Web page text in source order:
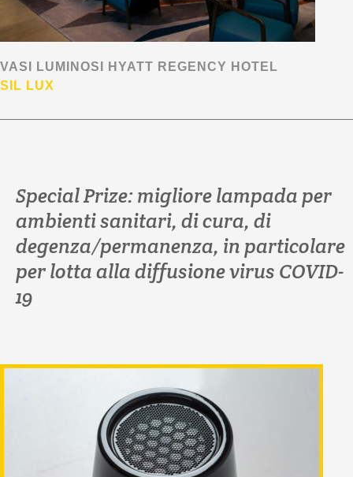
VASI LUMINOSI HYATT REGENCY HOTEL
SIL LUX
Special Prize: migliore lampada per
ambienti sanitari, di cura, di
degenza/permanenza, in particolare
per lotta alla diffusione virus COVID-
19